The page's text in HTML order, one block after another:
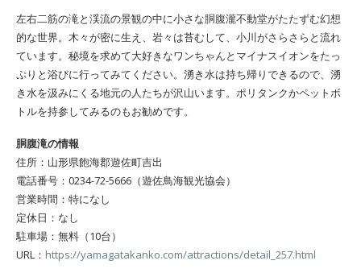
左右二筋の滝と渓流の景観の中に小さな胴腹瀧不動堂がたたずむ幻想
的な世界。木々が密に生え、岩々は苔むして、小川がさらさらと流れ
ています。秘境を求めて大好きなワンちゃんとマイナスイオンをたっ
ぷりと浴びに行ってみてください。湧き水は持ち帰りできるので、湧
き水を汲みにくる地元の人たちが沢山います。ポリタンクかペットボ
トルを持参してみるのもお勧めです。
胴腹滝の情報
住所：山形県飽海郡遊佐町吉出
電話番号：0234-72-5666（遊佐鳥海観光協会）
営業時間：特になし
定休日：なし
駐車場：無料（10台）
URL： https://yamagatakanko.com/attractions/detail_257.html